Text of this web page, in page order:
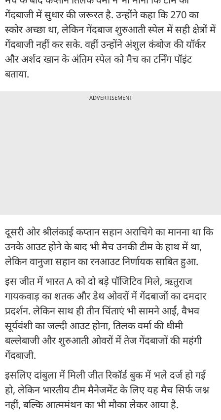
गेंदबाजी में सुधार की जरूरत है. उन्होंने कहा कि 270 का
स्कोर अच्छा था, लेकिन गेंदबाज शुरुआती स्पेल में सही क्षेत्रों में
गेंदबाजी नहीं कर सके. वहीं उन्होंने अंशुल कंबोज की यॉर्कर
और अर्शद खान के अंतिम स्पेल को मैच का टर्निंग पॉइंट
बताया.
ADVERTISEMENT
दूसरी ओर श्रीलंकाई कप्तान सहान अराचिगे का मानना था कि
उनके आउट होने के बाद भी मैच उनकी टीम के हाथ में था,
लेकिन वानुजा सहान का रनआउट निर्णायक साबित हुआ.
इस जीत में भारत A को दो बड़े पॉजिटिव मिले, ऋतुराज
गायकवाड़ का शतक और डेथ ओवरों में गेंदबाजों का दमदार
प्रदर्शन. लेकिन साथ ही तीन चिंताएं भी सामने आईं, वैभव
सूर्यवंशी का जल्दी आउट होना, तिलक वर्मा की धीमी
बल्लेबाजी और शुरुआती ओवरों में तेज गेंदबाजों की महंगी
गेंदबाजी.
इसलिए दांबुला में मिली जीत रिकॉर्ड बुक में भले दर्ज हो गई
हो, लेकिन भारतीय टीम मैनेजमेंट के लिए यह मैच सिर्फ जश्न
नहीं, बल्कि आत्ममंथन का भी मौका लेकर आया है.